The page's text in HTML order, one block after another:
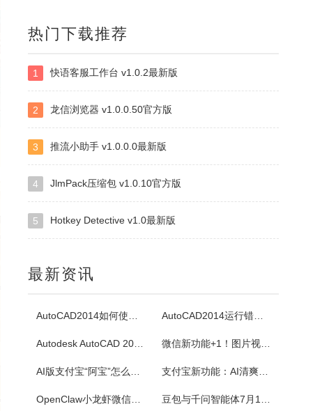
白金岛南昌麻将
白金岛掼蛋
《腾讯桌球》真人实时对战桌球手游，还原现实桌球玩法-8球、斯诺克、9球、血流玩法，简单流行的操作方式，绚丽的动画特效，配以真实的物理参数，精准的进球，激动人心的赛事。游戏设有1V1匹配、3人欢乐场、8人锦标赛、斯诺克、9球玩法、血流等玩法，玩家可以自由选择参与，并用自己精湛的技巧来获得丰厚的奖金。尖...
《超级台球大师》是一款能成为荣耀王者的桌球游戏，排位赛的玩法真的太！爽！啦！游戏还原了真实的8球和斯诺克玩法，简单易上手的操作方式，真实的物理反馈，配以炫酷的动画特效，加上激动人心的赛事。我们在线上为广大球友准备了一个丰富多彩的桌球竞技世界。
热门下载推荐
1 快语客服工作台 v1.0.2最新版
2 龙信浏览器 v1.0.0.50官方版
3 推流小助手 v1.0.0.0最新版
4 JlmPack压缩包 v1.0.10官方版
5 Hotkey Detective v1.0最新版
最新资讯
AutoCAD2014如何使用图案填充 AutoCAD2014运行错误怎么办
Autodesk AutoCAD 2014安装教程 微信新功能+1！图片视频合并功能来了
AI版支付宝“阿宝”怎么用？右滑切换方法与内测邀请码获取指南 支付宝新功能：AI清爽版“阿宝”公测！
OpenClaw小龙虾微信接入教程：服务器部署、API Key配置 豆包与千问智能体7月15日下线！附3步完整数据备份与导出教程